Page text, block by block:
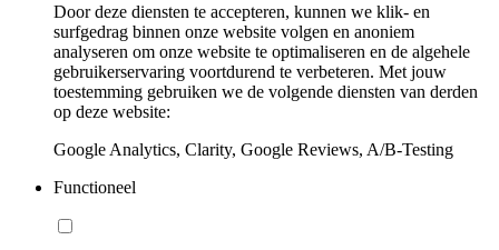
Door deze diensten te accepteren, kunnen we klik- en
surfgedrag binnen onze website volgen en anoniem
analyseren om onze website te optimaliseren en de algehele
gebruikerservaring voortdurend te verbeteren. Met jouw
toestemming gebruiken we de volgende diensten van derden
op deze website:
Google Analytics, Clarity, Google Reviews, A/B-Testing
Functioneel